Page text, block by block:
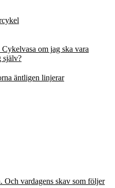
om jag ska vara
själv?
äntligen linjerar
Och vardagens skav som följer